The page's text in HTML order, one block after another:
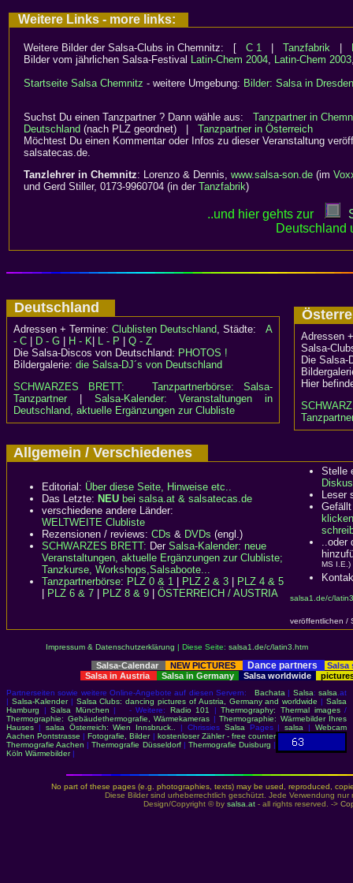
Weitere Links - more links:
Weitere Bilder der Salsa-Clubs in Chemnitz: [ C 1 Tanzfabrik
Bilder vom jährlichen Salsa-Festival Latin-Chem 2004, Latin-Chem 2003
Startseite Salsa Chemnitz - weitere Umgebung: Bilder: Salsa in Dresden
Suchst Du einen Tanzpartner ? Dann wähle aus: Tanzpartner in
Deutschland (nach PLZ geordnet) | Tanzpartner in Österreich
Möchtest Du einen Kommentar oder Infos zu dieser Veranstaltung
salsatecas.de.
Tanzlehrer in Chemnitz: Lorenzo & Dennis, www.salsa-son.de (im
und Gerd Stiller, 0173-9960704 (in der Tanzfabrik)
..und hier gehts zur
Deutschland
Deutschland
Adressen + Termine: Clublisten Deutschland, Städte: A
- C
D - G H - K L - P
Q - Z
Die Salsa-Discos von Deutschland: PHOTOS !
Bildergalerie: die Salsa-DJ´s von Deutschland
SCHWARZES BRETT:
Tanzpartnerbörse: Salsa-
Tanzpartner| Salsa-Kalender: Veranstaltungen in
Deutschland, aktuelle Ergänzungen zur Clubliste
Adressen
Salsa-
Die
Hier
Allgemein / Verschiedenes
Editorial: Über diese Seite, Hinweise etc..
Das Letzte: NEU bei salsa.at & salsatecas.de
verschiedene andere Länder:
WELTWEITE Clubliste
Rezensionen / reviews: CDs & DVDs (engl.)
SCHWARZES BRETT: Der Salsa-Kalender: neue
Veranstaltungen, aktuelle Ergänzungen zur Clubliste;
Tanzkurse, Workshops,Salsaboote...
Tanzpartnerbörse: PLZ 0 & 1 PLZ 2 & 3
PLZ 4 & 5
PLZ 6 & 7 PLZ 8 & 9 ÖSTERREICH / AUSTRIA
Stelle
Leser
klicken
..oder
MS I.E.)
salsa1.de/c/
veröffentlichen /
Impressum & Datenschutzerklärung | Diese Seite: salsa1.de/c/latin3.htm
Salsa-Calendar NEW PICTURES Dance partners
Salsa
Salsa in Austria
Salsa in Germany Salsa worldwide
Partnerseiten sowie weitere Online-Angebote auf diesen Servern: Bachata | Salsa:salsa .at
| Salsa-Kalender| Salsa Clubs: dancing pictures of Austria, Germany and worldwide |Salsa
Hamburg |Salsa München | - Weitere: Radio 101 |Thermography: Thermal images/
Thermographie: Gebäudethermografie, Wärmekameras | Thermographie: Wärmebilder Ihres
Hauses | salsa Österreich: Wien Innsbruck.. | Chrissies Salsa Pages |salsa |Webcam
Aachen Pontstrasse |Fotografie, Bilder| kostenloser Zähler - free counter
Thermografie Aachen |Thermografie Düsseldorf| Thermografie Duisburg |
Köln Wärmebilder|
No part of these pages (e.g. photographies, texts) may be used, reproduced,
Diese Bilder sind urheberrechtlich geschützt. Jede Verwendung
Design/Copyright © by salsa.at - all rights reserved. ->